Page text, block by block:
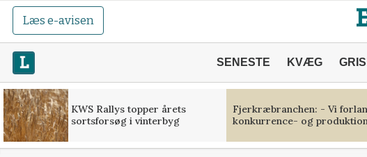
Læs e-avisen
SENESTE KVÆG
KWS Rallys topper årets
sortsforsøg i vinterbyg
Fjerkræbranchen: - Vi
konkurrence- og